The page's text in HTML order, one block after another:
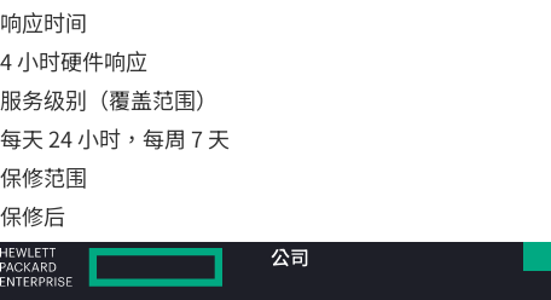
响应时间
4 小时硬件响应
服务级别（覆盖范围）
每天 24 小时，每周 7 天
保修范围
保修后
公司